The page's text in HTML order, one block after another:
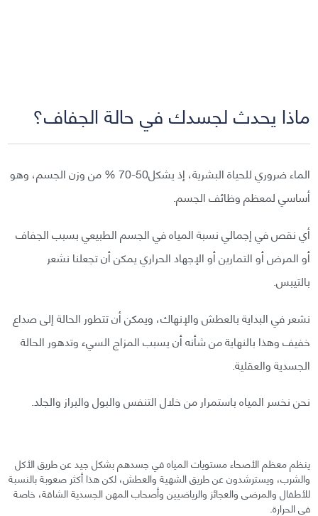
ماذا يحدث لجسدك في حالة الجفاف؟
الماء ضروري للحياة البشرية، إذ يشكل50-70 % من وزن الجسم، وهو
أساسي لمعظم وظائف الجسم.
أي نقص في إجمالي نسبة المياه في الجسم الطبيعي بسبب الجفاف
أو المرض أو التمارين أو الإجهاد الحراري يمكن أن تجعلنا نشعر
بالتيبس.
نشعر في البداية بالعطش والإنهاك، ويمكن أن تتطور الحالة إلى صداع
خفيف وهذا بالنهاية من شأنه أن يسبب المزاج السيء وتدهور الحالة
الجسدية والعقلية.
نحن نخسر المياه باستمرار من خلال التنفس والبول والبراز والجلد.
ينظم معظم الأصحاء مستويات المياه في جسدهم بشكل جيد عن طريق الأكل
والشرب، ويسترشدون عن طريق الشهية والعطش، لكن هذا أكثر صعوبة بالنسبة
للأطفال والمرضى والعجائز والرياضيين وأصحاب المهن الجسدية الشاقة، خاصة
في الحرارة.